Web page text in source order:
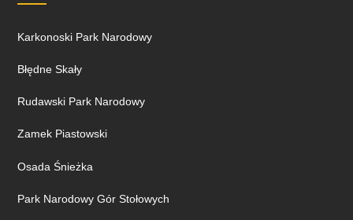
Karkonoski Park Narodowy
Błędne Skały
Rudawski Park Narodowy
Zamek Piastowski
Osada Śnieżka
Park Narodowy Gór Stołowych